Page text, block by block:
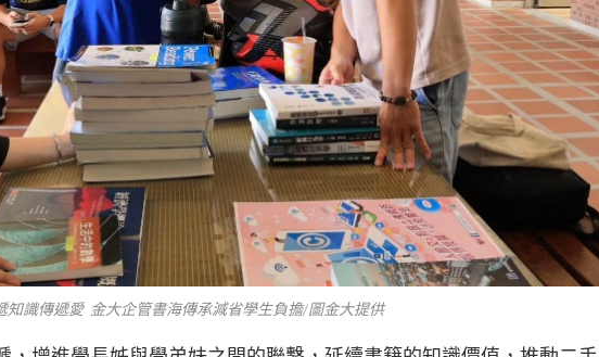
知識傳遞愛 金大企管書海傳承減省學生負擔/圖金大提供